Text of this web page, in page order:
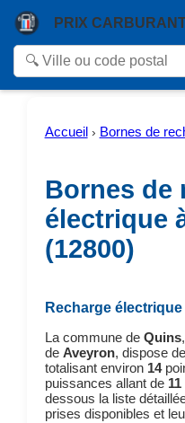
PRIX
Accueil › Bornes de
Bornes de
électrique
(12800)
Recharge
La commune de Quins
de Aveyron, dispose de
totalisant environ 14
puissances allant de
dessous la liste
prises disponibles et